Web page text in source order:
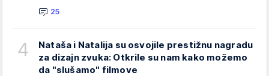
25
4
Nataša i Natalija su osvojile prestižnu nagradu
za dizajn zvuka: Otkrile su nam kako možemo
da "slušamo" filmove